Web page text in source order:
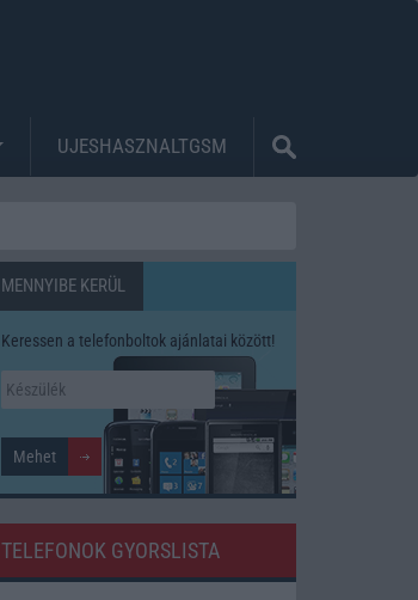
UJESHASZNALTGSM
MENNYIBE KERÜL
Keressen a telefonboltok ajánlatai között!
TELEFONOK GYORSLISTA